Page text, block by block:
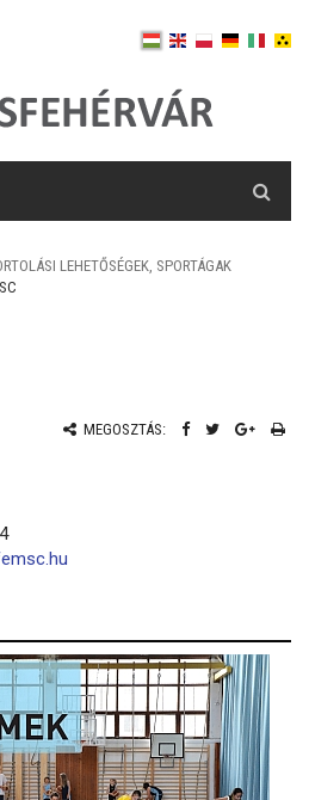
LEHETŐSÉGEK, SPORTÁGAK
MEGOSZTÁS: